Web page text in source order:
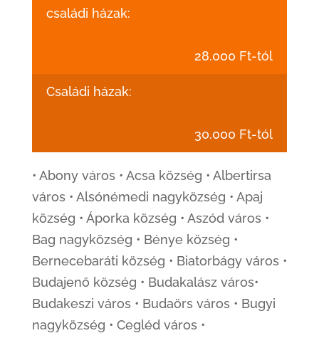
családi házak:
28.000 Ft-tól
Családi házak:
30.000 Ft-tól
• Abony város • Acsa község • Albertirsa
város • Alsónémedi nagyközség • Apaj
község • Áporka község • Aszód város •
Bag nagyközség • Bénye község •
Bernecebaráti község • Biatorbágy város •
Budajenő község • Budakalász város•
Budakeszi város • Budaörs város • Bugyi
nagyközség • Cegléd város •